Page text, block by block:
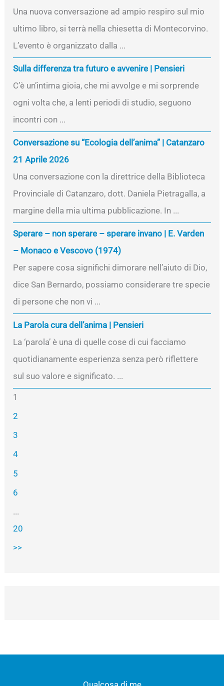
Una nuova conversazione ad ampio respiro sul mio
ultimo libro, si terrà nella chiesetta di Montecorvino.
L’evento è organizzato dalla ...
Sulla differenza tra futuro e avvenire | Pensieri
C’è un’intima gioia, che mi avvolge e mi sorprende
ogni volta che, a lenti periodi di studio, seguono
incontri con ...
Conversazione su “Ecologia dell’anima” | Catanzaro
21 Aprile 2026
Una conversazione con la direttrice della Biblioteca
Provinciale di Catanzaro, dott. Daniela Pietragalla, a
margine della mia ultima pubblicazione. In ...
Sperare – non sperare – sperare invano | E. Varden
– Monaco e Vescovo (1974)
Per sapere cosa significhi dimorare nell’aiuto di Dio,
dice San Bernardo, possiamo considerare tre specie
di persone che non vi ...
La Parola cura dell’anima | Pensieri
La ‘parola’ è una di quelle cose di cui facciamo
quotidianamente esperienza senza però riflettere
sul suo valore e significato. ...
1
2
3
4
5
6
...
20
>>